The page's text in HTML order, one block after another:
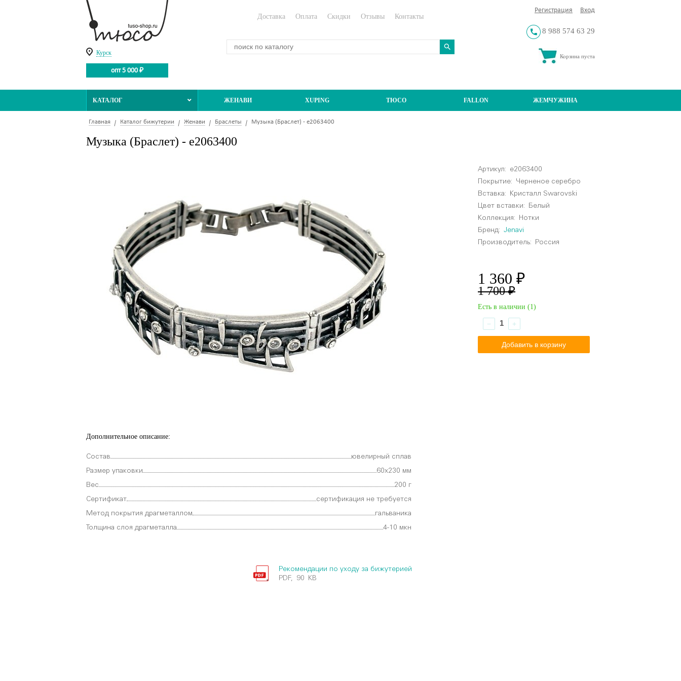
Курск
опт 5 000 ₽
Регистрация Вход
8 988 574 63 29
Корзина пуста
Доставка Оплата Скидки Отзывы Контакты
КАТАЛОГ ЖЕНАВИ XUPING ТЮСО FALLON ЖЕМЧУЖИНА
Главная Каталог бижутерии Женави Браслеты Музыка (Браслет) - e2063400
Музыка (Браслет) - e2063400
Артикул:
e2063400
Покрытие: Черненое серебро
Вставка: Кристалл Swаrоvski
Цвет вставки:
Белый
Коллекция: Нотки
Бренд:
Jenavi
Производитель: Россия
1 360 ₽
1 700 ₽
Есть в наличии (1)
− +
Дополнительное описание:
Состав ювелирный сплав
Размер упаковки 60х230 мм
Вес 200 г
Сертификат сертификация не требуется
Метод покрытия драгметаллом гальваника
Толщина слоя драгметалла 4-10 мкн
Рекомендации по уходу за бижутерией
PDF, 90 KB